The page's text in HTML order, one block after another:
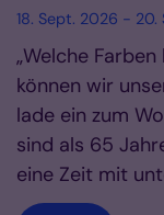
18. Sept. 2026 - 20.
„Welche
können wir
lade ein zum
sind als 65
eine Zeit mit